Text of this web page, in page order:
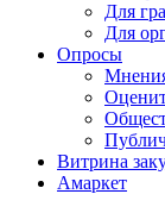
Для
Для
Опросы
Витрина
Амаркет